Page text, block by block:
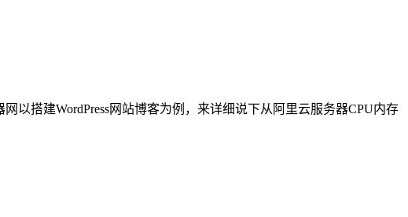
以搭建WordPress网站博客为例，来详细说下从阿里云服务器CPU内存